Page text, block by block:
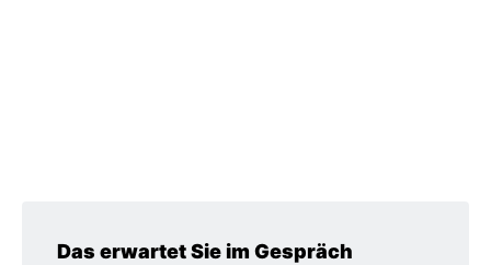
Das erwartet Sie im Gespräch